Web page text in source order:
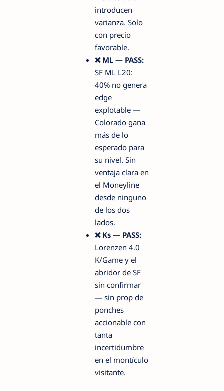
introducen
varianza. Solo
con precio
favorable.
❌ ML — PASS:
SF ML L20:
40% no genera
edge
explotable —
Colorado gana
más de lo
esperado para
su nivel. Sin
ventaja clara en
el Moneyline
desde ninguno
de los dos
lados.
❌ Ks — PASS:
Lorenzen 4.0
K/Game y el
abridor de SF
sin confirmar
— sin prop de
ponches
accionable con
tanta
incertidumbre
en el montículo
visitante.